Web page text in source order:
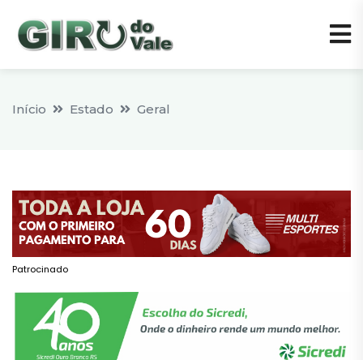
Início Estado Geral
Patrocinado